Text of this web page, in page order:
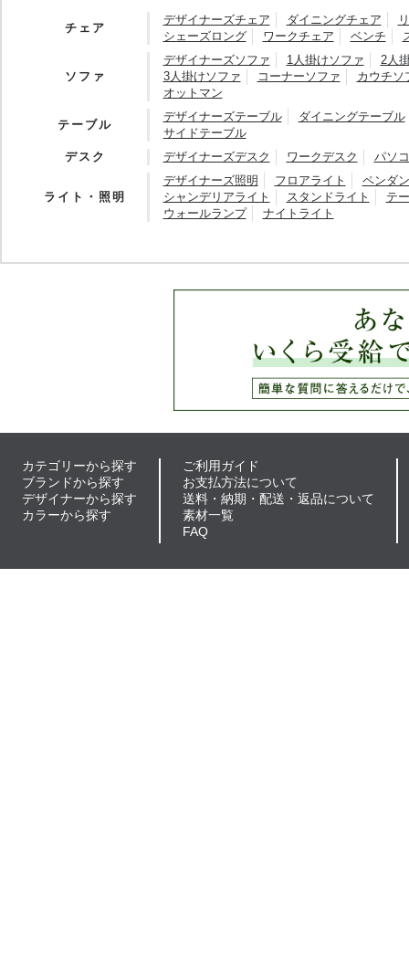
チェア
デザイナーズチェア ダイニングチェア
シェーズロング
ワークチェア ベンチ
ソファ
デザイナーズソファ 1人掛けソファ
2人
3人掛けソファ
コーナーソファ
カウチソ
オットマン
テーブル
デザイナーズテーブル
ダイニングテーブル
サイドテーブル
デスク
デザイナーズデスク ワークデスク パソ
ライト・照明
デザイナーズ照明 フロアライト
ペンダ
シャンデリアライト
スタンドライト
テ
ウォールランプ
ナイトライト
カテゴリーから探す
ブランドから探す
デザイナーから探す
カラーから探す
ご利用ガイド
お支払方法について
送料・納期・配送・返品について
素材一覧
FAQ